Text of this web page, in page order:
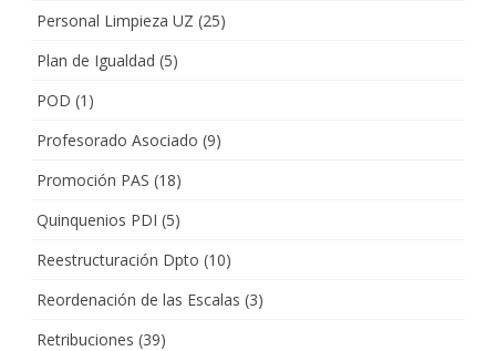
Personal Limpieza UZ (25)
Plan de Igualdad (5)
POD (1)
Profesorado Asociado (9)
Promoción PAS (18)
Quinquenios PDI (5)
Reestructuración Dpto (10)
Reordenación de las Escalas (3)
Retribuciones (39)